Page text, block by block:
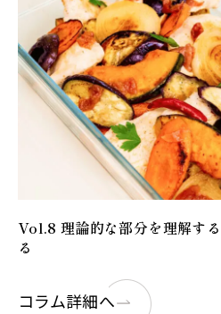
Vol.8 理論的な部分を理解す
る
コラム詳細へ